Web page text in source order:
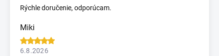
Rýchle doručenie, odporúcam.
Miki
6.8.2026